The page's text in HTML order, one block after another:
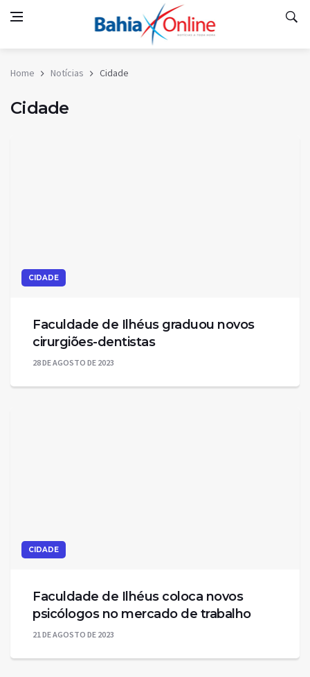
Home Notícias Cidade
Cidade
CIDADE
Faculdade de Ilhéus graduou novos
cirurgiões-dentistas
28 DE AGOSTO DE 2023
CIDADE
Faculdade de Ilhéus coloca novos
psicólogos no mercado de trabalho
21 DE AGOSTO DE 2023